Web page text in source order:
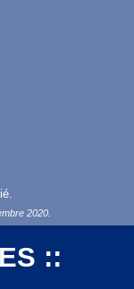
2020.
::